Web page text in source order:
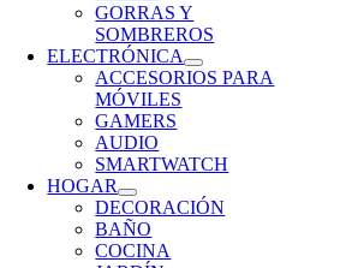
GORRAS Y
SOMBREROS
ELECTRÓNICA
ACCESORIOS PARA
MÓVILES
GAMERS
AUDIO
SMARTWATCH
HOGAR
DECORACIÓN
BAÑO
COCINA